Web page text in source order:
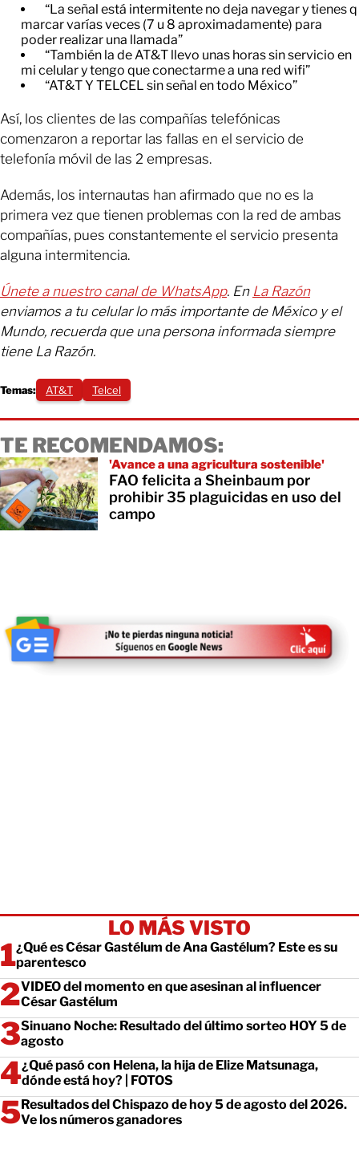
“La señal está intermitente no deja navegar y tienes q
marcar varías veces (7 u 8 aproximadamente) para
poder realizar una llamada”
“También la de AT&T llevo unas horas sin servicio en
mi celular y tengo que conectarme a una red wifi”
“AT&T Y TELCEL sin señal en todo México”
Así, los clientes de las compañías telefónicas
comenzaron a reportar las fallas en el servicio de
telefonía móvil de las 2 empresas.
Además, los internautas han afirmado que no es la
primera vez que tienen problemas con la red de ambas
compañías, pues constantemente el servicio presenta
alguna intermitencia.
Únete a nuestro canal de WhatsApp. En La Razón
enviamos a tu celular lo más importante de México y el
Mundo, recuerda que una persona informada siempre
tiene La Razón.
Temas: AT&T Telcel
TE RECOMENDAMOS:
'Avance a una agricultura sostenible'
FAO felicita a Sheinbaum por
prohibir 35 plaguicidas en uso del
campo
LO MÁS VISTO
¿Qué es César Gastélum de Ana Gastélum? Este es su
parentesco
VIDEO del momento en que asesinan al influencer
César Gastélum
Sinuano Noche: Resultado del último sorteo HOY 5 de
agosto
¿Qué pasó con Helena, la hija de Elize Matsunaga,
dónde está hoy? | FOTOS
Resultados del Chispazo de hoy 5 de agosto del 2026.
Ve los números ganadores